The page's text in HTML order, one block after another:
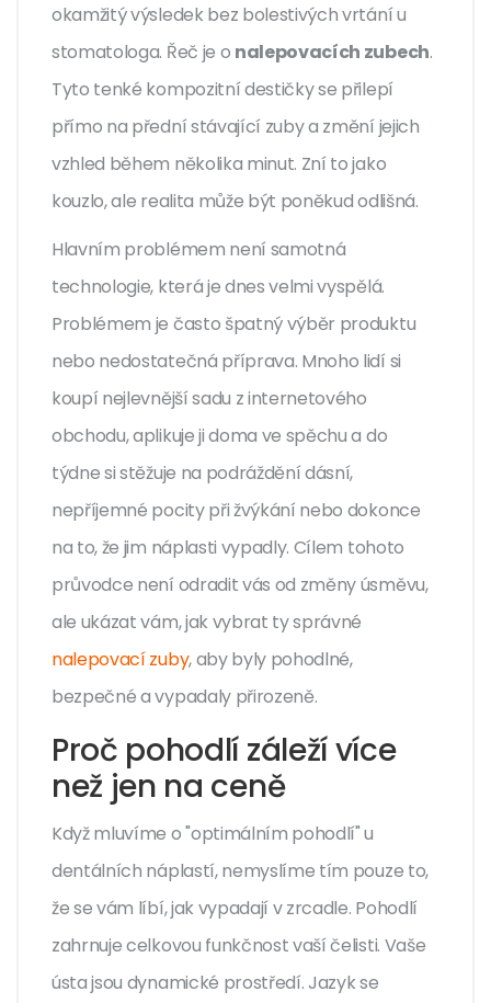
okamžitý výsledek bez bolestivých vrtání u
stomatologa. Řeč je o nalepovacích zubech.
Tyto tenké kompozitní destičky se přilepí
přímo na přední stávající zuby a změní jejich
vzhled během několika minut. Zní to jako
kouzlo, ale realita může být poněkud odlišná.
Hlavním problémem není samotná
technologie, která je dnes velmi vyspělá.
Problémem je často špatný výběr produktu
nebo nedostatečná příprava. Mnoho lidí si
koupí nejlevnější sadu z internetového
obchodu, aplikuje ji doma ve spěchu a do
týdne si stěžuje na podráždění dásní,
nepříjemné pocity při žvýkání nebo dokonce
na to, že jim náplasti vypadly. Cílem tohoto
průvodce není odradit vás od změny úsměvu,
ale ukázat vám, jak vybrat ty správné
nalepovací zuby, aby byly pohodlné,
bezpečné a vypadaly přirozeně.
Proč pohodlí záleží více
než jen na ceně
Když mluvíme o "optimálním pohodlí" u
dentálních náplastí, nemyslíme tím pouze to,
že se vám líbí, jak vypadají v zrcadle. Pohodlí
zahrnuje celkovou funkčnost vaší čelisti. Vaše
ústa jsou dynamické prostředí. Jazyk se